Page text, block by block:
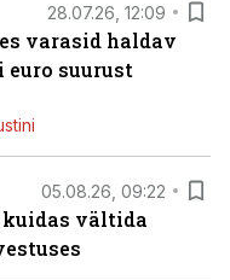
28.07.26, 12:09
varasid haldav
euro suurust
05.08.26, 09:22
kuidas vältida